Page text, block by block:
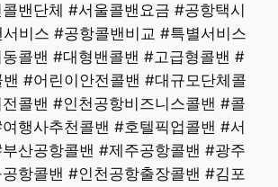
밴단체 #서울콜밴요금 #공항택시
비스 #공항콜밴비교 #특별서비스
콜밴 #대형밴콜밴 #고급형콜밴 #
#어린이안전콜밴 #대규모단체콜
콜밴 #인천공항비즈니스콜밴 #콜
행사추천콜밴 #호텔픽업콜밴 #서
산공항콜밴 #제주공항콜밴 #광주
항콜밴 #인천공항출장콜밴 #김포